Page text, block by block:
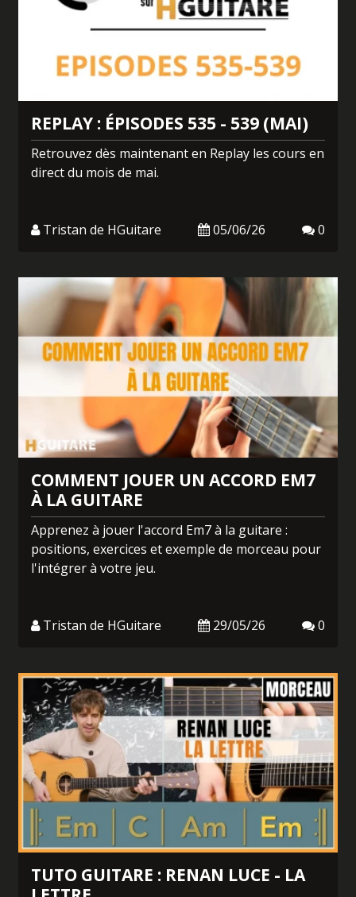
REPLAY : ÉPISODES 535 - 539 (MAI)
Retrouvez dès maintenant en Replay les cours en
direct du mois de mai.
Tristan de HGuitare 05/06/26 0
COMMENT JOUER UN ACCORD EM7
À LA GUITARE
Apprenez à jouer l'accord Em7 à la guitare :
positions, exercices et exemple de morceau pour
l'intégrer à votre jeu.
Tristan de HGuitare 29/05/26 0
TUTO GUITARE : RENAN LUCE - LA